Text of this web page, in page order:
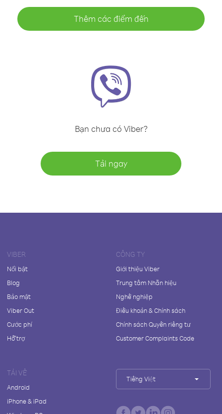
Thêm các điểm đến
Bạn chưa có Viber?
Tải ngay
VIBER
Nổi bật
Blog
Bảo mật
Viber Out
Cước phí
Hỗ trợ
CÔNG TY
Giới thiệu Viber
Trung tâm Nhãn hiệu
Nghề nghiệp
Điều khoản & Chính sách
Chính sách Quyền riêng tư
Customer Complaints Code
TẢI VỀ
Android
iPhone & iPad
Tiếng Việt